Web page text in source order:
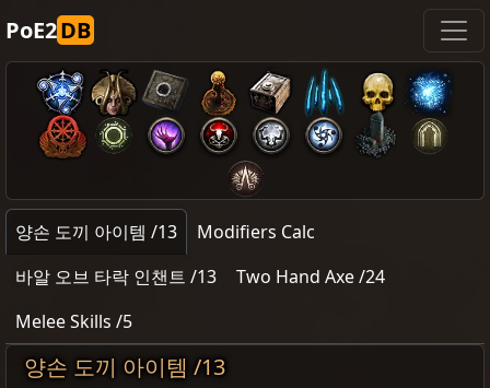
PoE2DB
양손 도끼 아이템 /13
Modifiers Calc
바알 오브 타락 인챈트 /13
Two Hand Axe /24
Melee Skills /5
양손 도끼 아이템 /13